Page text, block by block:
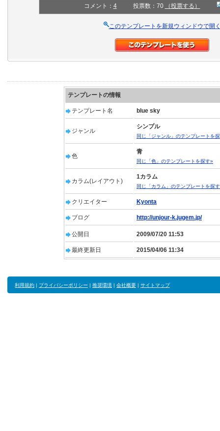
コメント： 4 投票数：70 （投票する）
このテンプレートを新規ウィンドウで開
テンプレートの情報
テンプレート名 blue sky
ジャンル
シンプル
同じ「ジャンル」のテンプレートを
色
青
同じ「色」のテンプレートを探す»
カラム(レイアウト)
1カラム
同じ「カラム」のテンプレートを探
クリエイター Kyonta
ブログ http://unjour-k.jugem.jp/
公開日 2009/07/20 11:53
最終更新日 2015/04/06 11:34
利用規約 | プライバシーポリシー | 推奨環境 | 会社概要 | サイトマップ